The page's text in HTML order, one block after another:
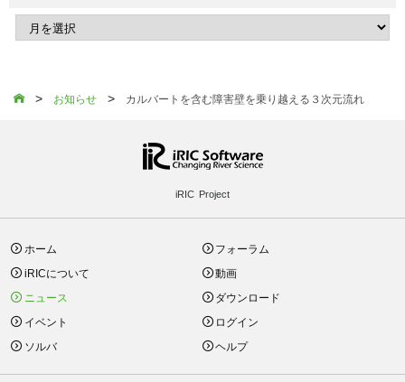
 > お知らせ > カルバートを含む障害壁を乗り越える３次元流れ
iRIC Project
ホーム
iRICについて
ニュース
イベント
ソルバ
フォーラム
動画
ダウンロード
ログイン
ヘルプ